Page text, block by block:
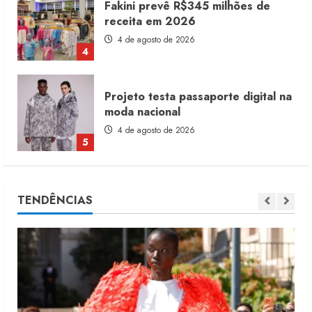
5
Projeto testa passaporte digital na
moda nacional
4 de agosto de 2026
1
Dia dos Pais reforça retomada da
moda no varejo
7 de agosto de 2026
2
Renata Caixeta assume Movimento
Sou de Algodão
TENDÊNCIAS